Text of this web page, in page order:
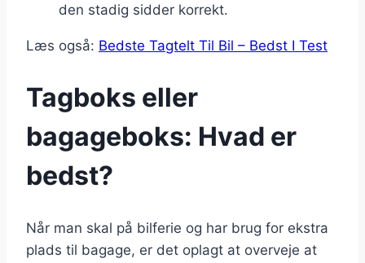
den stadig sidder korrekt.
Læs også: Bedste Tagtelt Til Bil – Bedst I Test
Tagboks eller
bagageboks: Hvad er
bedst?
Når man skal på bilferie og har brug for ekstra
plads til bagage, er det oplagt at overveje at